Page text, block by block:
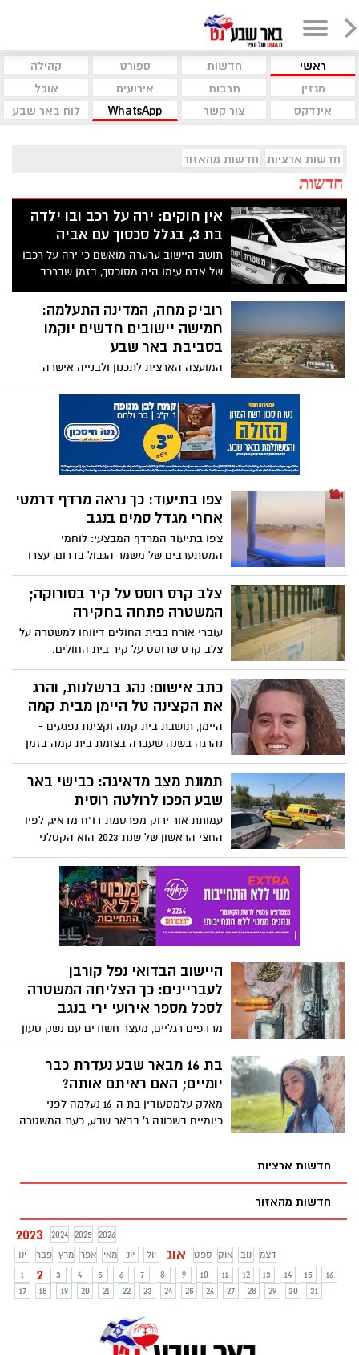
ראשי חדשות ספורט
קהילה
מגזין
תרבות אירועים
אוכל
אינדקס
צור קשר WhatsApp לוח באר שבע
חדשות ארציות חדשות מהאזור
חדשות
אין חוקים: ירה על רכב ובו ילדה
בת 3, בגלל סכסוך עם אביה
תושב היישוב ערערה מואשם כי ירה על רכבו
של אדם עימו היה מסוכסך, בזמן שברכב
שהתה באותה העת ביתו בת ה-3
רוביק מחה, המדינה התעלמה:
חמישה יישובים חדשים יוקמו
בסביבת באר שבע
המועצה הארצית לתכנון ולבנייה אישרה
להפקדה הקמת חמישה יישובים חדשים
באזור בקעת ערד, בקרבת שטח בירת הנגב.
בעוד רוביק בעברו התנגד נחרצות לנושא, עוד
רבים באזור מצטרפים אליו: ''במקום לחזק
את האזורים המוחלשים – המדינה פועלת
ממניעים נסתרים''
צפו בתיעוד: כך נראה מרדף דרמטי
אחרי מגדל סמים בנגב
צפו בתיעוד המרדף המבצעי: לוחמי
המסתערבים של משמר הגבול בדרום, עצרו
חשוד בהפעלת חממת סמים בשטחי אש של
הצבא בדרום לאחר שניסה להימלט על גבי
אופנוע בשטח
צלב קרס רוסס על קיר בסורוקה;
המשטרה פתחה בחקירה
עוברי אורח בבית החולים דיווחו למשטרה על
צלב קרס שרוסס על קיר בית החולים.
במשטרה פתחו בחקירה
כתב אישום: נהג ברשלנות, והרג
את הקצינה טל היימן מבית קמה
היימן, תושבת בית קמה וקצינת נפגעים -
נהרגה בשנה שעברה בצומת בית קמה בזמן
שנסעה עם חבריה. כעת כתב אישום יוגש כנגד
הנהג הפוגע, תושב אור יהודה
תמונת מצב מדאיגה: כבישי באר
שבע הפכו לרולטה רוסית
עמותת אור ירוק מפרסמת דו"ח מדאיג, לפיו
החצי הראשון של שנת 2023 הוא הקטלני
ביותר בחמש השנים האחרונות בכבישי
ישראל. עם עליה חדה בהרוגים בערים, גם
בבאר שבע המצב אינו מזהיר. הפירוט המלא
בכתבה
היישוב הבדואי נפל קורבן
לעבריינים: כך הצליחה המשטרה
לסכל מספר אירועי ירי בנגב
מרדפים רגליים, מעצר חשודים עם נשק טעון
ועבודת שטח בלתי נגמרת: שוטרי מרחב נגב
הצליחו השבוע לסכל מספר אירועי ירי, אבל
הסוף עוד רחוק
בת 16 מבאר שבע נעדרת כבר
יומיים; האם ראיתם אותה?
מאלק עלמסעודין בת ה-16 נעלמה לפני
כיומיים בשכונה ג' בבאר שבע, כעת המשטרה
חדשות ארציות
חדשות מהאזור
2023 2024 2025
2026
ינו
פבר מרץ אפר מאי יונ יול אוג ספט אוק נוב
דצמ
1
2 3 4 5 6 7 8 9 10 11 12 13 14 15
16
17
18 19 20 21 22 23 24 25 26 27 28 29 30 31